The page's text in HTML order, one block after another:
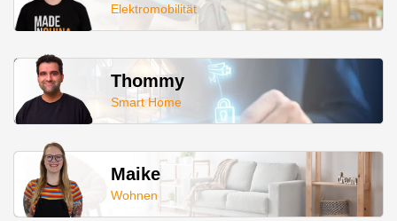
Elektromobilität
Thommy
Smart Home
Maike
Wohnen